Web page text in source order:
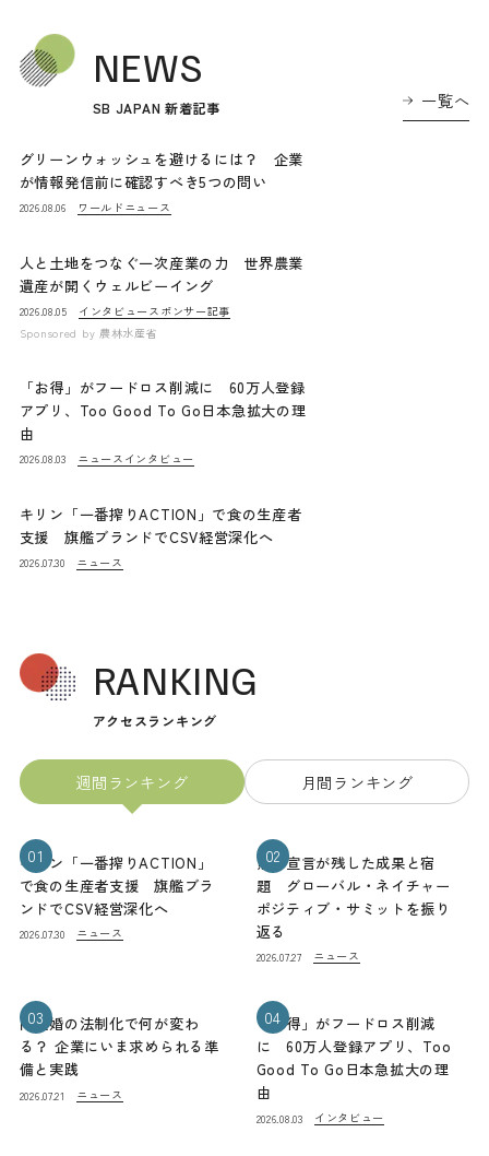
NEWS
SB JAPAN 新着記事 一覧へ
グリーンウォッシュを避けるには？ 企業
が情報発信前に確認すべき5つの問い
2026.08.06 ワールドニュース
人と土地をつなぐ一次産業の力 世界農業
遺産が開くウェルビーイング
2026.08.05 インタビュー スポンサー記事
Sponsored by 農林水産省
「お得」がフードロス削減に 60万人登録
アプリ、Too Good To Go日本急拡大の理
由
2026.08.03 ニュース インタビュー
キリン「一番搾りACTION」で食の生産者
支援 旗艦ブランドでCSV経営深化へ
2026.07.30 ニュース
RANKING
アクセスランキング
週間ランキング 月間ランキング
01
キリン「一番搾りACTION」
で食の生産者支援 旗艦ブラ
ンドでCSV経営深化へ
2026.07.30 ニュース
02
熊本宣言が残した成果と宿
題 グローバル・ネイチャー
ポジティブ・サミットを振り
返る
2026.07.27 ニュース
03
同性婚の法制化で何が変わ
る？ 企業にいま求められる準
備と実践
2026.07.21 ニュース
04
「お得」がフードロス削減
に 60万人登録アプリ、Too
Good To Go日本急拡大の理
由
2026.08.03 インタビュー